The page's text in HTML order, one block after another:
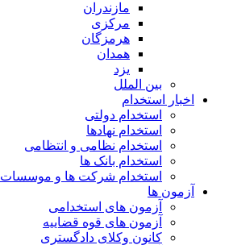
مازندران
مرکزی
هرمزگان
همدان
یزد
بین الملل
اخبار استخدام
استخدام دولتی
استخدام نهادها
استخدام نظامی و انتظامی
استخدام بانک ها
استخدام شرکت ها و موسسات
آزمون ها
آزمون های استخدامی
آزمون های قوه قضاییه
کانون وکلای دادگستری